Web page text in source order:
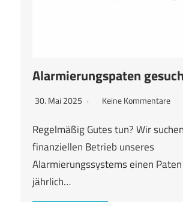
Alarmierungspaten
30. Mai 2025 Keine Kommentare
Regelmäßig Gutes tun? Wir
finanziellen Betrieb unseres
Alarmierungssystems einen
jährlich…